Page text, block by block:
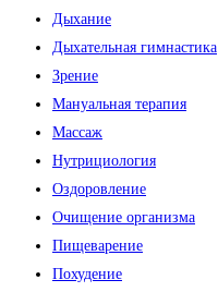
Дыхание
Дыхательная гимнастика
Зрение
Мануальная терапия
Массаж
Нутрициология
Оздоровление
Очищение организма
Пищеварение
Похудение